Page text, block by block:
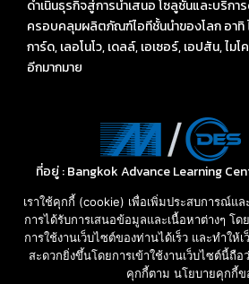
ดำเนินธุรกิจสู่การนำเสนอ โซลูชั่นและบริก
ครอบคลุมผลิตภัณฑ์ไอทีชั้นนำของโลก อาทิ
การ์ด, เลอโนโว, เดลล์, เอเซอร์, เอปสัน, ไม
อีกมากมาย
ที่อยู่ : Bangkok Advance Learning
ชั้น 16 ถนนพหลโยธิน พญาไท กรุงเทพ ฯ
Call: 02-089-4145
E-mail: sales-
เราใช้คุกกี้ (cookie) เพื่อเพิ่มประสบการณ์แ
การได้รับการเสนอข้อมูลและเนื้อหาต่างๆ โด
การใช้งานเว็บไซต์ของท่านได้เร็ว และทำให้เ
สะดวกยิ่งขึ้นโดยการเข้าใช้งานเว็บไซต์นี้ถื
คุกกี้ตาม นโยบายคุกกี้ข